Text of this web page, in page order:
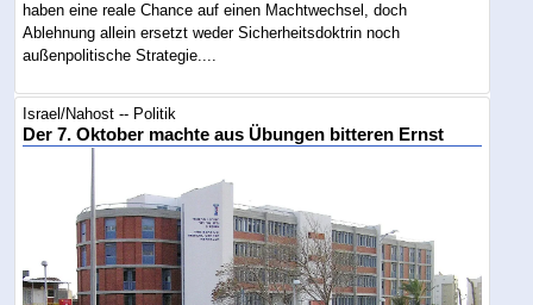
haben eine reale Chance auf einen Machtwechsel, doch
Ablehnung allein ersetzt weder Sicherheitsdoktrin noch
außenpolitische Strategie....
Israel/Nahost -- Politik
Der 7. Oktober machte aus Übungen bitteren Ernst